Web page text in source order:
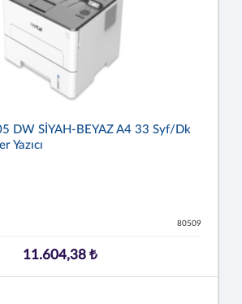
DW SİYAH-BEYAZ A4 33 Syf/dk
Yazıcı
80509
11.604,38 ₺